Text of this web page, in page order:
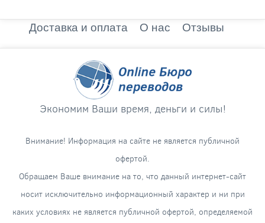
Доставка и оплата О нас Отзывы
Экономим Ваши время, деньги и силы!
Внимание! Информация на сайте не является публичной
офертой.
Обращаем Ваше внимание на то, что данный интернет-сайт
носит исключительно информационный характер и ни при
каких условиях не является публичной офертой, определяемой